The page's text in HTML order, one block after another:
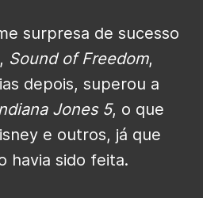
surpresa de sucesso
Sound of Freedom,
depois, superou a
Jones 5, o que
e outros, já que
havia sido feita.